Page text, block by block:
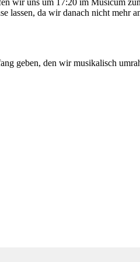
wir uns um 17:20 im Musicum
lassen, da wir danach nicht
geben, den wir musikalisch